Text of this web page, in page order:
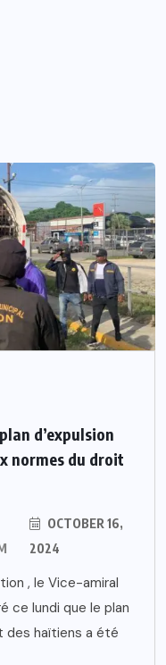
d’expulsion
normes du droit
OCTOBER 16,
2024
, le Vice-amiral
ce lundi que le plan
des haïtiens a été